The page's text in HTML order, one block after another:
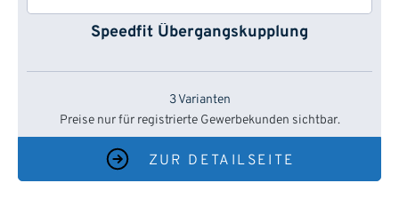
Speedfit Übergangskupplung
3 Varianten
Preise nur für registrierte Gewerbekunden sichtbar.
ZUR DETAILSEITE